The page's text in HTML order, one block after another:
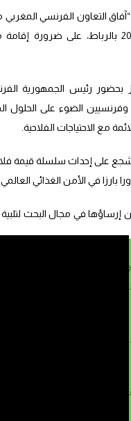
التعاون الفرنسي المغربي
اليوم الأربعاء 30 أكتوبر 2024
بحضور رئيس الجمهورية
الضوء على الحلول
مع الاحتياجات الفلاحية.
على إحداث سلسلة قيمة
بارزا في الأمن الغذائي العالمي.
في مجال البحث لتلبية
من شأنهما تلبية هذه
الابتكارات من أجل تحقيق
المتنامية في هذا المجال.
مغاربة مقومات المملكة
وشبه المسقية والواحات.